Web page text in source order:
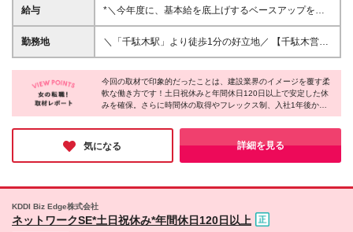
看護など未経験からのスタートです！ ＼こんな方に
る方 ★素直に物事を受け入れられる方 ★最新技術や
ワクワクする仕事に興味がある方
給与
*＼今年度に、基本給を底上げするベースアップを実
施！／* ◆月給23万～40万円＋賞与年2回＋交通費全
額支給 ※経験・資格・能力等を考慮の上、当社規定に
中の給与・待遇の差異はありません
勤務地
＼「千駄木駅」より徒歩1分の好立地／ 【千駄木営業
所】 東京都文京区千駄木3-31-12 ワコーレ千駄木ビ
ル4階 ☆他の拠点でも募集中！ 【関西営業所】 大阪
府大阪市西区西本町1-7-21 ニシモトビル703 【九州
営業所】 福岡県福岡市東区千早5-13-38 LeLien香椎
参道4B ※出張もあり！月に2回程度です (変更の範囲)
上記を除く当社関連勤務地
今回の取材で印象的だったことは、建設業界のイメージを覆す柔
軟な働き方です！土日祝休みと年間休日120日以上で安定した休
みを確保。さらに時間休の取得やフレックス制、入社1年後から
のリモートワークなど、一人ひとりのライフスタイルに寄り添う
制度が整っています♪産育休の復職実績もあり、時短勤務で活躍
中の社員も多数！ライフステージが変わっても安心して長くキャ
リアを築きたい方に、ぜひおすすめしたい企業様です◎
気になる 詳細を見る
KDDI Biz Edge株式会社
ネットワークSE*土日祝休み*年間休日120日以上